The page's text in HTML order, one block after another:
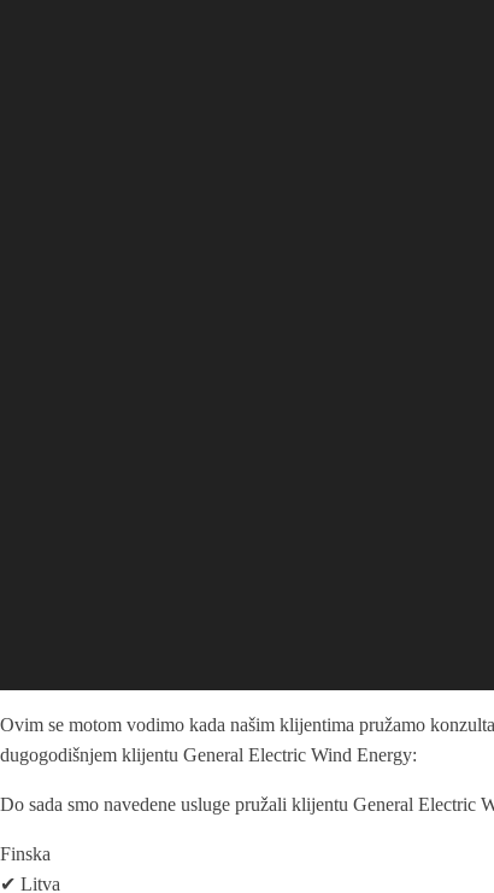
Ovim se motom vodimo kada našim klijentima pružamo
dugogodišnjem klijentu General Electric Wind Energy:
Do sada smo navedene usluge pružali klijentu General Electric
Finska
✔ Litva